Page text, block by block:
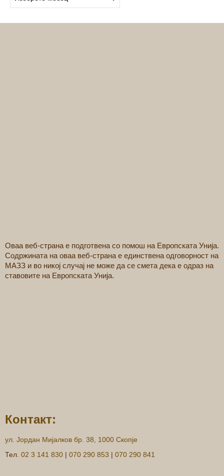
Оваа веб-страна е подготвена со помош на Европската Унија.
Содржината на оваа веб-страна е единствена одговорност на
МАЗЗ и во никој случај не може да се смета дека е одраз на
ставовите на Европската Унија.
Контакт:
ул. Јордан Мијалков бр. 38, 1000 Скопје
Тел. 02 3 141 830 | 070 290 853 | 070 290 841